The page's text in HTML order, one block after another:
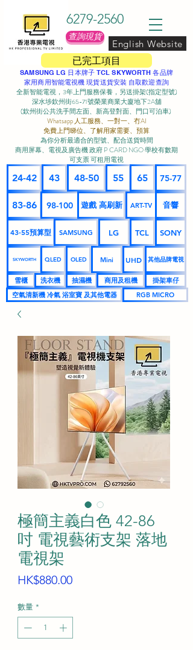
已完工項目
6279-2560
查詢現貨
English Website
SAMSUNG LG 日本牌子 TCL SKYWORTH 各品牌
家用商用智能電視機 現貨送貨安裝 自取歡迎查詢
全新智能電視，3年上門服務保養，另送掛架(指定型號)
深水埗欽州街65-71號榮業商業大廈地下2A舖
(欽州街公共洗手間左面、新高登對面、門口可泊車) ​
Whatsapp 人工服務、一對一、冇AI
免費上門睇位、了解用家需要、預算
為你分析最適合的型號、配合送貨時間
商用屏幕、電視及廣告機 政府 P CARD NGO 學校有數期
可支票 可租用電視
24-42 43 48-50 55 65 75-77
83-86 98-100 遊戲 高刷新 ART-TV 音響
43-55預算型 SAMSUNG LG TCL SONY
SKYWORTH QLED OLED Mini UHD 其他品牌電視
雪櫃 洗衣機 抽濕機 商用及租機
掛架車仔
空氣清新機 冷氣 浴室寶 及其他電器
RGB MICRO
極簡主義白色 42-86
吋 電視藝術支架 落地
電視架
HK$880.00價
數量 *